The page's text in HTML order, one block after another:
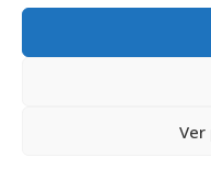
Ver
Tlm: 919 782 600